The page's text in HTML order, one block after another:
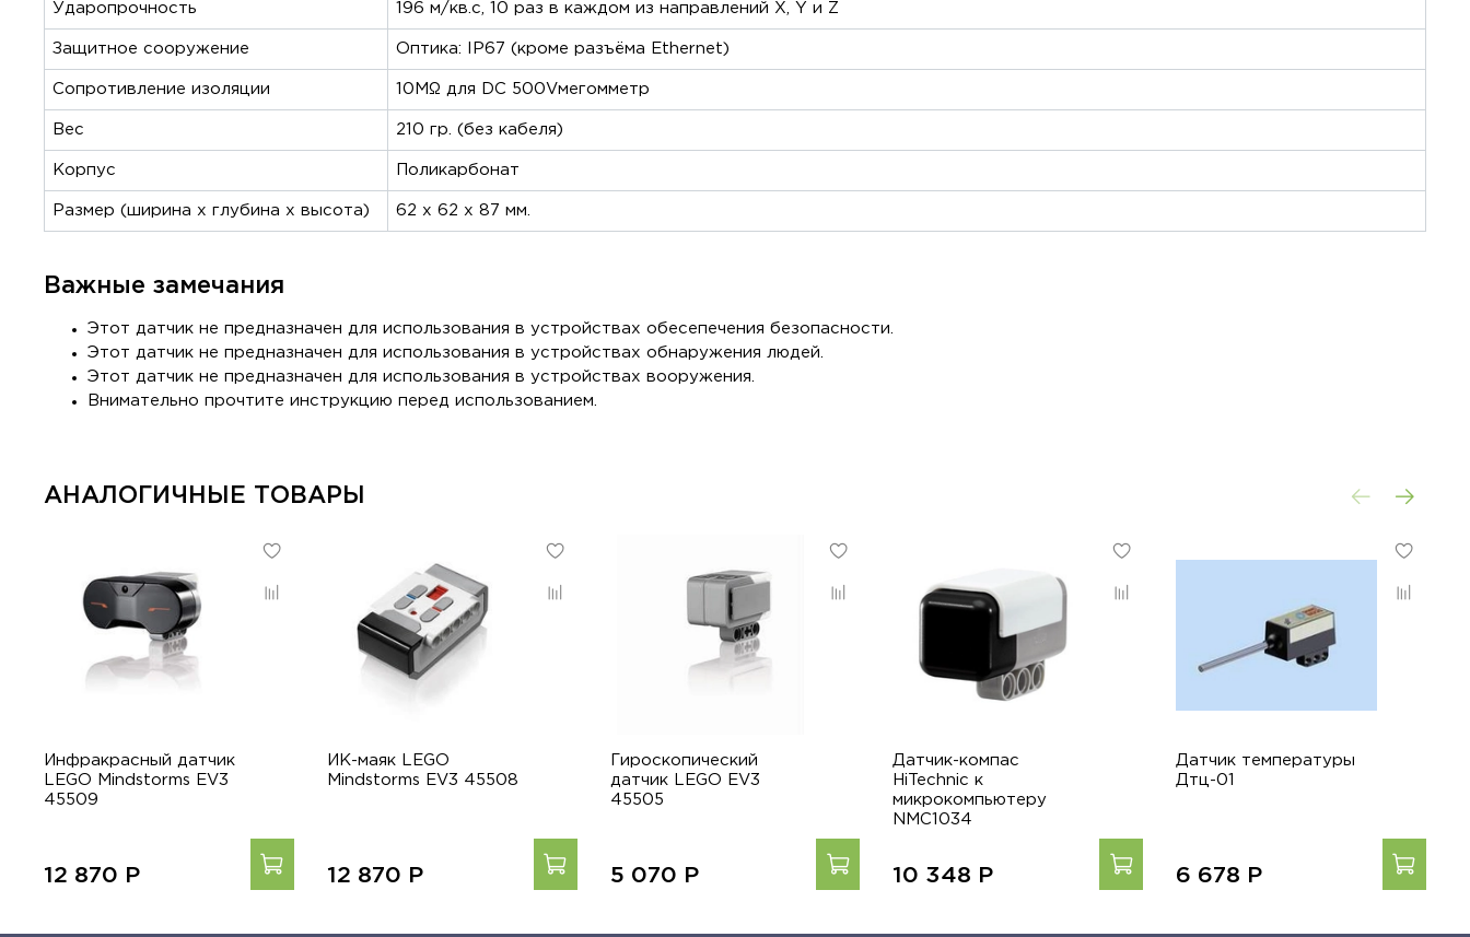
Ударопрочность 196 м/кв.с, 10 раз в каждом из направлений X, Y и Z
Защитное сооружение Оптика: IP67 (кроме разъёма Ethernet)
Сопротивление изоляции 10МΩ для DC 500Vмегомметр
Вес 210 гр. (без кабеля)
Корпус Поликарбонат
Размер (ширина x глубина x высота) 62 x 62 x 87 мм.
Важные замечания
Этот датчик не предназначен для использования в устройствах обесепечения безопасности.
Этот датчик не предназначен для использования в устройствах обнаружения людей.
Этот датчик не предназначен для использования в устройствах вооружения.
Внимательно прочтите инструкцию перед использованием.
АНАЛОГИЧНЫЕ ТОВАРЫ
Инфракрасный датчик
LEGO Mindstorms EV3
45509
12 870 Р
ИК-маяк LEGO
Mindstorms EV3 45508
12 870 Р
Гироскопический
датчик LEGO EV3
45505
5 070 Р
Датчик-компас
HiTechnic к
микрокомпьютеру
NMC1034
10 348 Р
Датчик температуры
Дтц-01
6 678 Р